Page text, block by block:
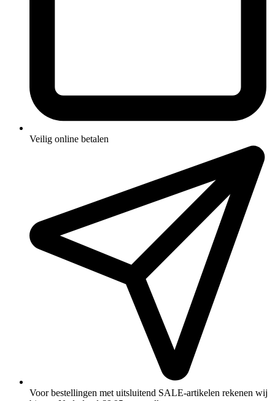
Veilig online betalen
Voor bestellingen met uitsluitend SALE‑artikelen rekenen wij